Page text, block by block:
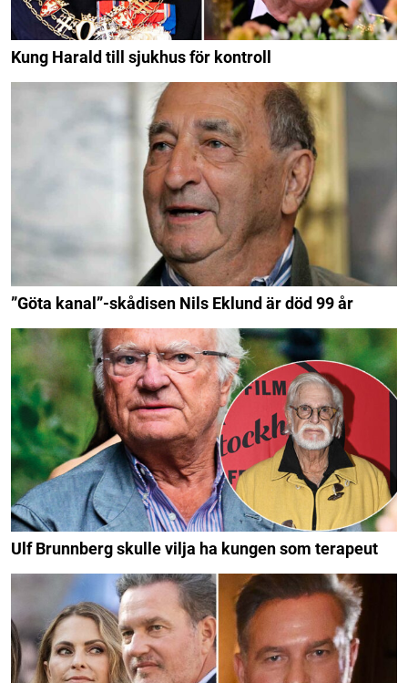
Kung Harald till sjukhus för kontroll
”Göta kanal”-skådisen Nils Eklund är död 99 år
Ulf Brunnberg skulle vilja ha kungen som terapeut